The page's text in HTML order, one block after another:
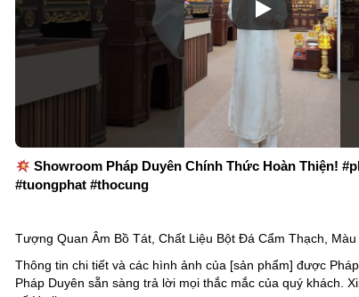
Showroom Pháp Duyên Chính Thức Hoàn Thiện!
#tuongphat #thocung
Tượng Quan Âm Bồ Tát, Chất Liệu Bột Đá Cẩm Thạch,
Thông tin chi tiết và các hình ảnh của [sản phẩm] được
Pháp Duyên sẵn sàng trả lời mọi thắc mắc của quý khách.